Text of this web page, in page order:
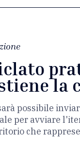
possibile
per avviare
che